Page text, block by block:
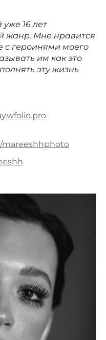
16 лет
жанр. Мне нравится
с героинями моего
им как это
эту жизнь
mareeshhphoto